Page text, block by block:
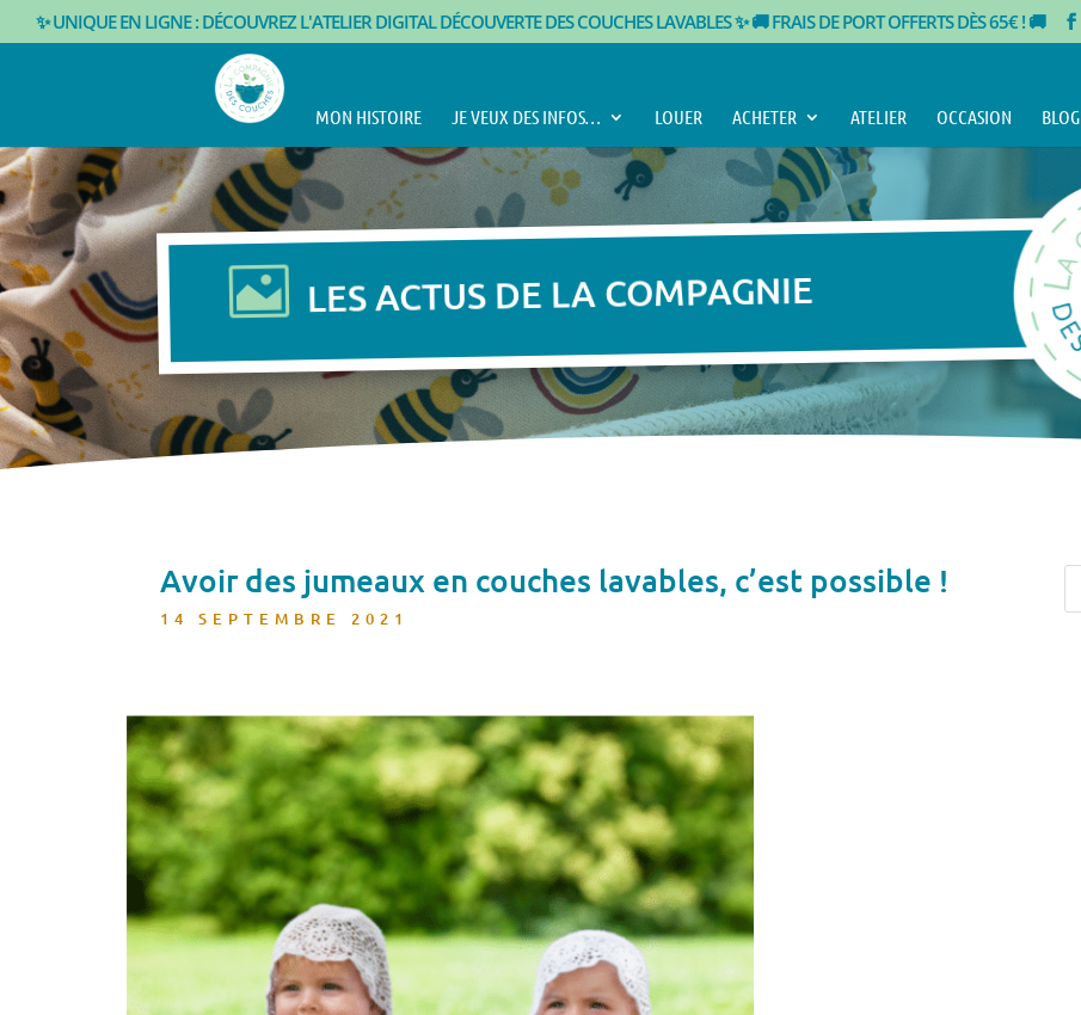
✨ UNIQUE EN LIGNE : DÉCOUVREZ L'ATELIER DIGITAL DÉCOUVERTE DES COUCHES LAVABLES ✨🚚 FRAIS DE PORT OFFERTS DÈS 65€ ! 🚚
MON HISTOIRE JE VEUX DES INFOS… LOUER ACHETER ATELIER OCCASION BLOG
 LES ACTUS DE LA COMPAGNIE
Avoir des jumeaux en couches lavables, c’est possible !
14 SEPTEMBRE 2021